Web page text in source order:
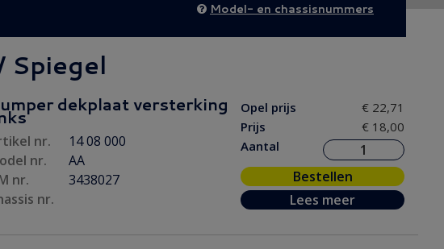
Model- en chassisnummers
Spiegel
dekplaat versterking
nr.
14 08 000
nr.
AA
nr.
3438027
nr.
Opel prijs
€ 22,71
Prijs
€ 18,00
Aantal
Bestellen
Lees meer